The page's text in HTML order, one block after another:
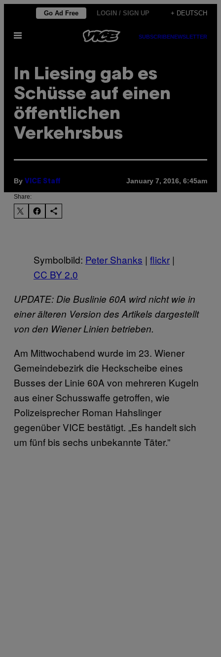
content
Go Ad Free LOGIN / SIGN UP + DEUTSCH
Open
SUBSCRIBENEWSLETTER
In Liesing gab es
Schüsse auf einen
öffentlichen
Verkehrsbus
By VICE Staff January 7, 2016, 6:45am
Share:
Symbolbild: Peter Shanks | flickr |
CC BY 2.0
UPDATE: Die Buslinie 60A wird nicht wie in
einer älteren Version des Artikels dargestellt
von den Wiener Linien betrieben.
Am Mittwochabend wurde im 23. Wiener
Gemeindebezirk die Heckscheibe eines
Busses der Linie 60A von mehreren Kugeln
aus einer Schusswaffe getroffen, wie
Polizeisprecher Roman Hahslinger
gegenüber VICE bestätigt. „Es handelt sich
um fünf bis sechs unbekannte Täter.”